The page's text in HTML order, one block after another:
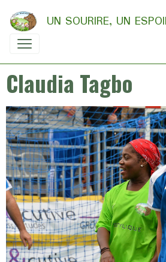
UN SOURIRE, UN
Claudia Tagbo